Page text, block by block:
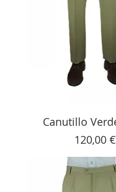
Canutillo
Precio
120,00 €